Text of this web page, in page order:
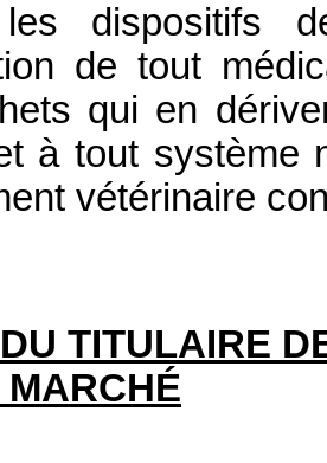
les dispositifs
de tout
qui en
à tout système
vétérinaire
TITULAIRE